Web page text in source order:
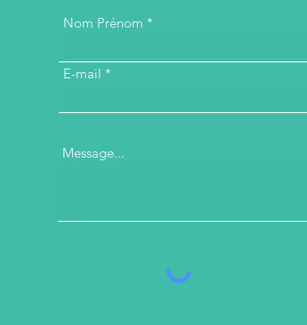
Nom Prénom
E-mail
Message...